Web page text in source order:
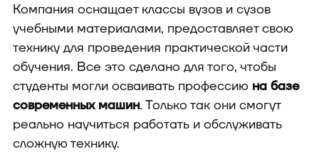
Компания оснащает классы вузов и сузов
учебными материалами, предоставляет свою
технику для проведения практической части
обучения. Все это сделано для того, чтобы
студенты могли осваивать профессию на базе
современных машин. Только так они смогут
реально научиться работать и обслуживать
сложную технику.